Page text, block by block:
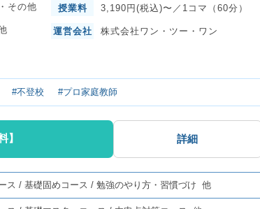
・ その他 授業料 3,190円(税込)〜／1コマ（60分）
運営会社 株式会社ワン・ツー・ワン
#不登校 #プロ家庭教師
】 詳細
ス /基礎固めコース /勉強のやり方・習慣づけ 他